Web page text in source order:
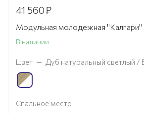
41 560₽
Модульная молодежная "Калгари"
В наличии
Цвет — Дуб натуральный светлый /
Спальное место